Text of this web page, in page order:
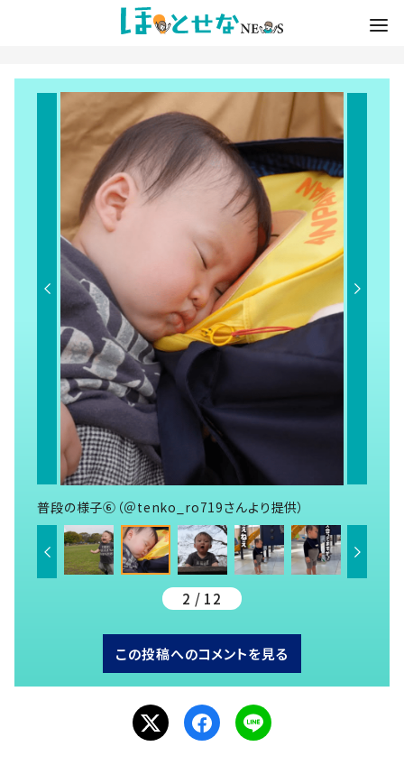
普段の様子⑥（＠tenko_ro719さんより提供）
2 / 12
この投稿へのコメントを見る